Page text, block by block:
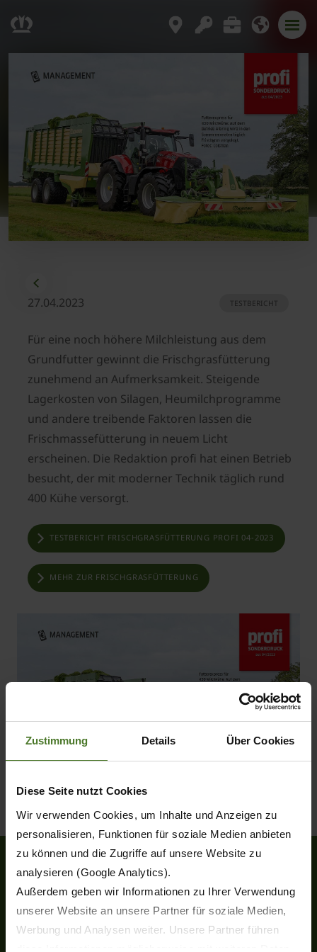
Zustimmung Details Über Cookies
Diese Seite nutzt Cookies
Wir verwenden Cookies, um Inhalte und Anzeigen zu
personalisieren, Funktionen für soziale Medien anbieten
zu können und die Zugriffe auf unsere Website zu
analysieren (Google Analytics).
Außerdem geben wir Informationen zu Ihrer Verwendung
unserer Website an unsere Partner für soziale Medien,
Werbung und Analysen weiter. Unsere Partner führen
27.04.2023 TESTBERICHT
Für eine noch höhere Milchleistung aus dem
Grundfutter gewinnt die Frischgrasfütterung
zunehmend an Aufmerksamkeit. Steigende
Lagerkosten von Silagen, Heumilchprogramme
und andere treibende Faktoren lassen die
Frischmassefütterung in neuem Licht
erscheinen. ­Die Redaktion profi hat einen Betrieb
besucht, der mit moderner Technik täglich rund
400 Kühe versorgt.
TESTBERICHT FRISCHGRASFÜTTERUNG PROFI 04-2023
MEHR ZUR FRISCHGRASFÜTTERUNG
Heinrich-Krone-Straße 10
D-48480 Spelle
Tel. +49 (0) 5977-9350